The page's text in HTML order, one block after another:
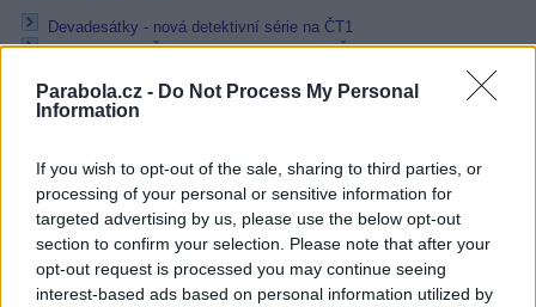
Parabola.cz - Do Not Process My Personal
Information
If you wish to opt-out of the sale, sharing to third parties, or
processing of your personal or sensitive information for
targeted advertising by us, please use the below opt-out
section to confirm your selection. Please note that after your
opt-out request is processed you may continue seeing
interest-based ads based on personal information utilized by
Devadesátky - nová detektivní série na ČT1
Rodinný seriál Špunti na cestě přijíždí na ČT1
Reklama
Pracovní nabídky
07.08.2026 -Bosch Powertrain s.r.o. Jihlava • linkový střídač • mzda
48.400 Kč • příspěvek na ubytování (Jihlava, okres Jihlava)
Bosch Powertrain s.r.o. Jihlava • obsluha CNC strojů •
48.400 Kč • náborový bonus 50.000 Kč • příspěvek na ubytování
okres Jihlava)